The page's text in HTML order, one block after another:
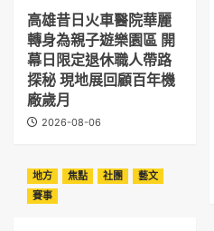
高雄昔日火車醫院華麗
轉身為親子遊樂園區 開
幕日限定退休職人帶路
探秘 現地展回顧百年機
廠歲月
2026-08-06
地方 焦點 社團
藝文
賽事